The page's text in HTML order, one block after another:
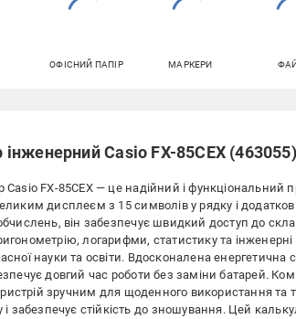
ОФІСНИЙ ПАПІР МАРКЕРИ
Casio FX-85CEX (463055)
FX-85CEX — це надійний і функціональний
дисплеєм з 15 символів у рядку і
він забезпечує швидкий доступ до
логарифми, статистику та
науки та освіти. Вдосконалена енергетична
довгий час роботи без заміни батарей.
зручним для щоденного використання та
забезпечує стійкість до зношування. Цей